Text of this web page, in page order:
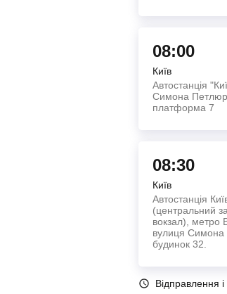
08:00
Київ
Автостанція
Симона
платформа 7
08:30
Київ
Автостанція
(центральний
вокзал), метро
вулиця
будинок 32.
Відправлення